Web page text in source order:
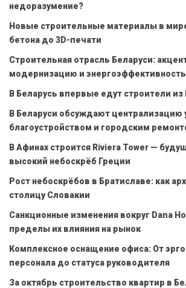
недоразумение?
Новые строительные материалы в
бетона до 3D-печати
Строительная отрасль Беларуси:
модернизацию и энергоэффективность
В Беларусь впервые едут строители из
В Беларуси обсуждают централизацию
благоустройством и городским
В Афинах строится Riviera Tower —
высокий небоскрёб Греции
Рост небоскрёбов в Братиславе: как
столицу Словакии
Санкционные изменения вокруг Dana
пределы их влияния на рынок
Комплексное оснащение офиса: От
персонала до статуса руководителя
За октябрь строительство квартир в